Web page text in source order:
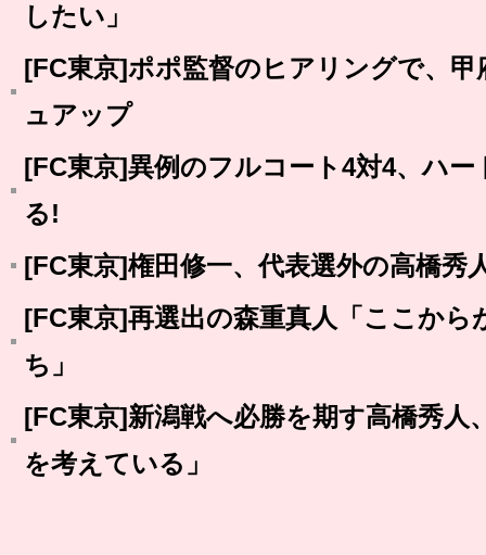
したい」
[FC東京]ポポ監督のヒアリングで、
ュアップ
[FC東京]異例のフルコート4対4、ハ
る!
[FC東京]権田修一、代表選外の高橋秀
[FC東京]再選出の森重真人「ここから
ち」
[FC東京]新潟戦へ必勝を期す高橋秀人
を考えている」